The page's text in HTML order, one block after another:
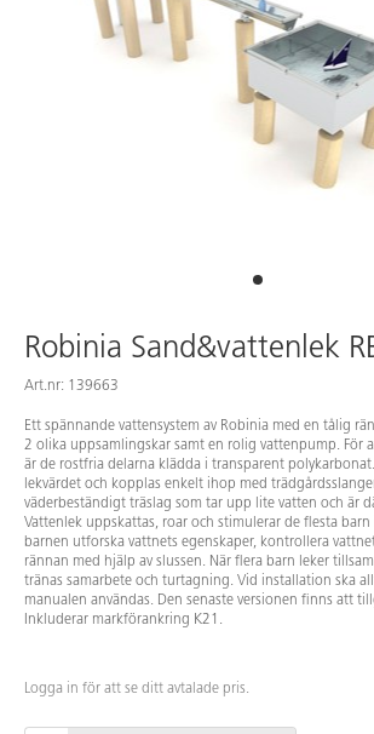
Hitta din säljare
Robinia Sand&vattenlek
Art.nr: 139663
Ett spännande vattensystem av Robinia med en tålig
2 olika uppsamlingskar samt en rolig vattenpump. För
är de rostfria delarna klädda i transparent
lekvärdet och kopplas enkelt ihop med
väderbeständigt träslag som tar upp lite vatten och är
Vattenlek uppskattas, roar och stimulerar de flesta
barnen utforska vattnets egenskaper, kontrollera
rännan med hjälp av slussen. När flera barn leker
tränas samarbete och turtagning. Vid installation ska
manualen användas. Den senaste versionen finns att
Inkluderar markförankring K21.
Logga in för att se ditt avtalade pris.